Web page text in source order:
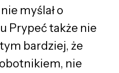
myślał o
Prypeć także nie
bardziej, że
nie